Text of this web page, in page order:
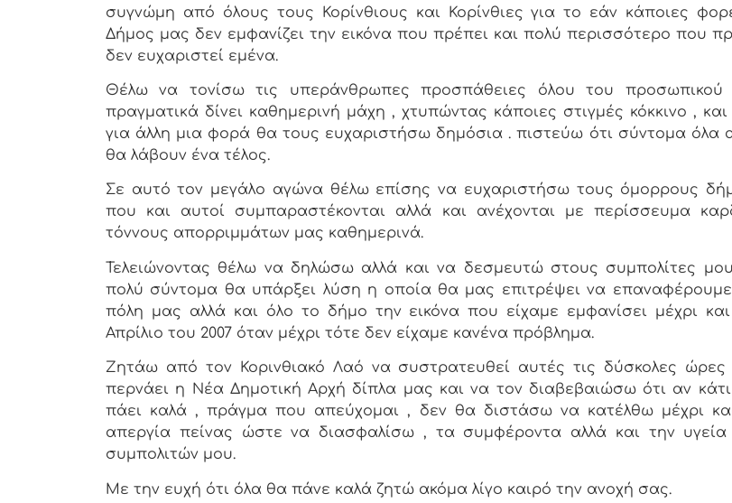
συγνώμη από όλους τους Κορίνθιους και Κορίνθιες για το εάν κάποιες
Δήμος μας δεν εμφανίζει την εικόνα που πρέπει και πολύ περισσότερο που
δεν ευχαριστεί εμένα.
Θέλω να τονίσω τις υπεράνθρωπες προσπάθειες όλου του προσωπικού
πραγματικά δίνει καθημερινή μάχη , χτυπώντας κάποιες στιγμές κόκκινο ,
για άλλη μια φορά θα τους ευχαριστήσω δημόσια . πιστεύω ότι σύντομα όλα
θα λάβουν ένα τέλος.
Σε αυτό τον μεγάλο αγώνα θέλω επίσης να ευχαριστήσω τους όμορρους
που και αυτοί συμπαραστέκονται αλλά και ανέχονται με περίσσευμα
τόννους απορριμμάτων μας καθημερινά.
Τελειώνοντας θέλω να δηλώσω αλλά και να δεσμευτώ στους συμπολίτες
πολύ σύντομα θα υπάρξει λύση η οποία θα μας επιτρέψει να
πόλη μας αλλά και όλο το δήμο την εικόνα που είχαμε εμφανίσει μέχρι
Απρίλιο του 2007 όταν μέχρι τότε δεν είχαμε κανένα πρόβλημα.
Ζητάω από τον Κορινθιακό Λαό να συστρατευθεί αυτές τις δύσκολες
περνάει η Νέα Δημοτική Αρχή δίπλα μας και να τον διαβεβαιώσω ότι αν
πάει καλά , πράγμα που απεύχομαι , δεν θα διστάσω να κατέλθω μέχρι
απεργία πείνας ώστε να διασφαλίσω , τα συμφέροντα αλλά και την
συμπολιτών μου.
Με την ευχή ότι όλα θα πάνε καλά ζητώ ακόμα λίγο καιρό την ανοχή σας.